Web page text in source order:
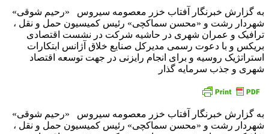
به گزارش خبرنگار آفتاب خزر معصومه سیروس «رحیم شوقی»
شهردار رشت و «محسن سماکچی» رئیس کمیسیون حمل و نقل ،
ترافیک و عمران شهری در حاشیه شرکت در نشست اقتصادی
بریکس و با دعوت رسمی مدیرکل صنایع خلاق آژانس ابتکارات
استراتژیک روسیه و برای انجام رایزنی در جهت توسعه اقتصاد
شهری و جذب سرمایه گذار
به گزارش خبرنگار آفتاب خزر معصومه سیروس «رحیم شوقی»
شهردار رشت و «محسن سماکچی» رئیس کمیسیون حمل و نقل ،